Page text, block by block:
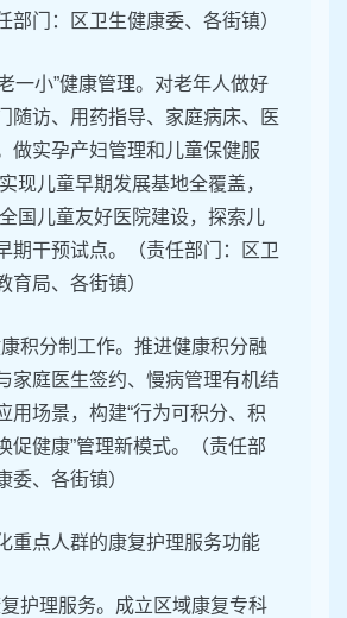
部门：区卫生健康委、各街镇）
一小”健康管理。对老年人做好
随访、用药指导、家庭病床、医
做实孕产妇管理和儿童保健服
现儿童早期发展基地全覆盖，
国儿童友好医院建设，探索儿
期干预试点。（责任部门：区卫
育局、各街镇）
积分制工作。推进健康积分融
家庭医生签约、慢病管理有机结
用场景，构建“行为可积分、积
促健康”管理新模式。（责任部
委、各街镇）
重点人群的康复护理服务功能
护理服务。成立区域康复专科